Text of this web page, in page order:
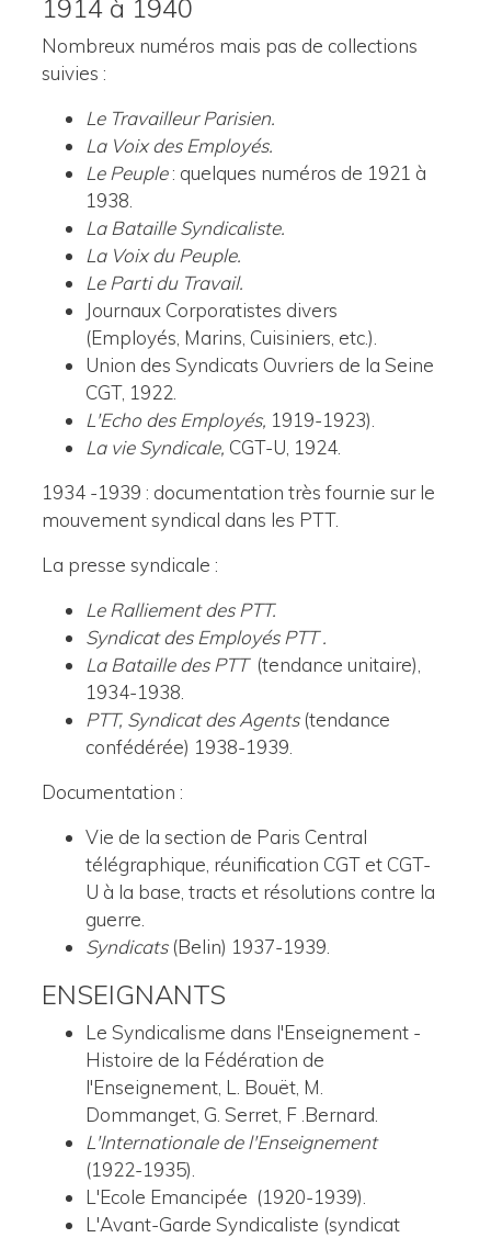
1914 à 1940
Nombreux numéros mais pas de collections
suivies :
Le Travailleur Parisien.
La Voix des Employés.
Le Peuple: quelques numéros de 1921 à
1938.
La Bataille Syndicaliste.
La Voix du Peuple.
Le Parti du Travail.
Journaux Corporatistes divers
(Employés, Marins, Cuisiniers, etc.).
Union des Syndicats Ouvriers de la Seine
CGT, 1922.
L'Echo des Employés, 1919-1923).
La vie Syndicale, CGT-U, 1924.
1934 -1939 : documentation très fournie sur le
mouvement syndical dans les PTT.
La presse syndicale :
Le Ralliement des PTT.
Syndicat des Employés PTT .
La Bataille des PTT(tendance unitaire),
1934-1938.
PTT, Syndicat des Agents(tendance
confédérée) 1938-1939.
Documentation :
Vie de la section de Paris Central
télégraphique, réunification CGT et CGT-
U à la base, tracts et résolutions contre la
guerre.
Syndicats(Belin) 1937-1939.
ENSEIGNANTS
Le Syndicalisme dans l'Enseignement -
Histoire de la Fédération de
l'Enseignement, L. Bouët, M.
Dommanget, G. Serret, F .Bernard.
L'Internationale de l'Enseignement
(1922-1935).
L'Ecole Emancipée (1920-1939).
L'Avant-Garde Syndicaliste (syndicat